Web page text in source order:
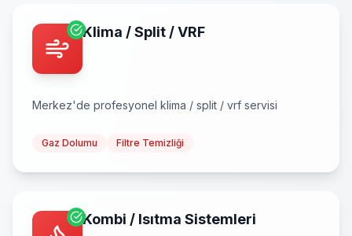
Klima / Split / VRF
Merkez'de profesyonel klima / split / vrf servisi
Gaz Dolumu Filtre Temizliği
Kombi / Isıtma Sistemleri